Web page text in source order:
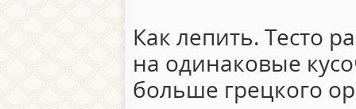
Как лепить. Тесто
на одинаковые
больше грецкого